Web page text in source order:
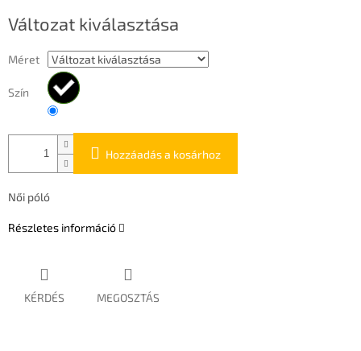
Változat kiválasztása
Méret
Szín
Hozzáadás a kosárhoz
Női póló
Részletes információ
KÉRDÉS MEGOSZTÁS